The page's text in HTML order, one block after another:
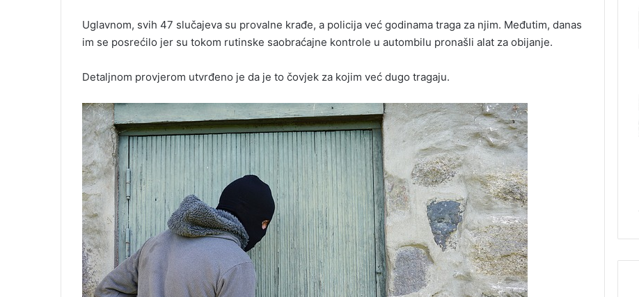
Uglavnom, svih 47 slučajeva su provalne krađe, a policija već godinama traga za njim. Međutim, danas
im se posrećilo jer su tokom rutinske saobraćajne kontrole u autombilu pronašli alat za obijanje.
Detaljnom provjerom utvrđeno je da je to čovjek za kojim već dugo tragaju.